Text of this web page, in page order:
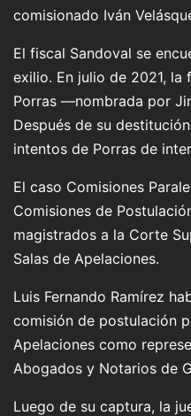
comisionado Iván
El fiscal Sandoval se
exilio. En julio de 2021, la
Porras —nombrada por
Después de su
intentos de Porras de
El caso Comisiones
Comisiones de
magistrados a la Corte
Salas de Apelaciones.
Luis Fernando Ramírez
comisión de postulación
Apelaciones como
Abogados y Notarios de
Luego de su captura, la